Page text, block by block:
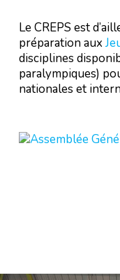
Le CREPS est
préparation aux
disciplines
paralympiques)
nationales et